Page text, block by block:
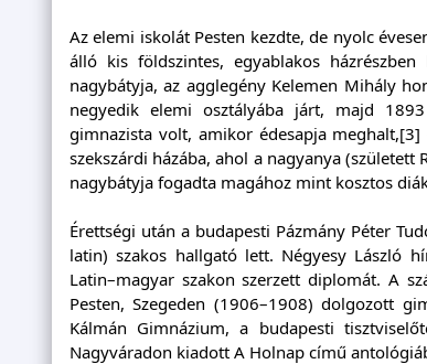
Az elemi iskolát Pesten kezdte, de nyolc
álló kis földszintes, egyablakos
nagybátyja, az agglegény Kelemen Mihály
negyedik elemi osztályába járt, majd
gimnazista volt, amikor édesapja
szekszárdi házába, ahol a nagyanya
nagybátyja fogadta magához mint kosztos
Érettségi után a budapesti Pázmány Péter
latin) szakos hallgató lett. Négyesy László
Latin–magyar szakon szerzett diplomát. A
Pesten, Szegeden (1906–1908) dolgozott
Kálmán Gimnázium, a budapesti
Nagyváradon kiadott A Holnap című